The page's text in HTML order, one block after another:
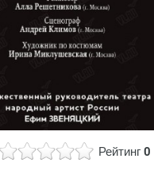
Рейтинг 0